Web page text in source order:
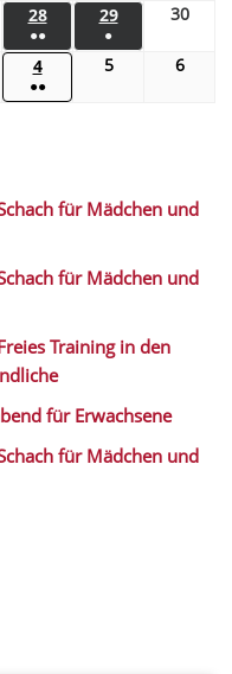
28
●●
29
●
30
4
●●
5 6
für Mädchen und
für Mädchen und
Training in den
für Erwachsene
für Mädchen und